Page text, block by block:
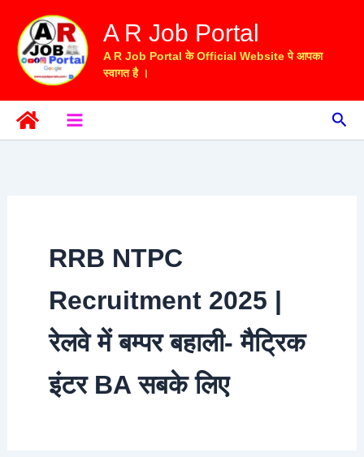
content
A R Job Portal
A R Job Portal के Official Website पे आपका
स्वागत है ।
RRB NTPC
Recruitment 2025 |
रेलवे में बम्पर बहाली- मैट्रिक
इंटर BA सबके लिए